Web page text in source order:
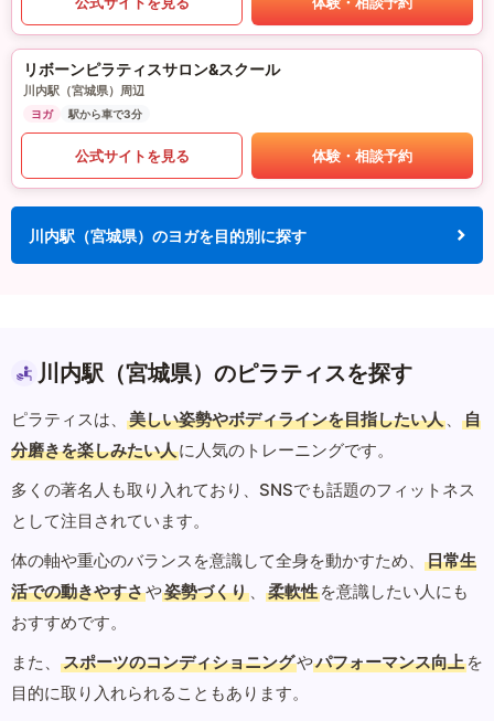
リボーンピラティスサロン&スクール
川内駅（宮城県）周辺
ヨガ 駅から車で3分
公式サイトを見る 体験・相談予約
川内駅（宮城県）のヨガを目的別に探す
川内駅（宮城県）のピラティスを探す
ピラティスは、 美しい姿勢やボディラインを目指したい人 、
自
分磨きを楽しみたい人に人気のトレーニングです。
多くの著名人も取り入れており、SNSでも話題のフィットネス
として注目されています。
体の軸や重心のバランスを意識して全身を動かすため、
日常生
活での動きやすさや姿勢づくり 、 柔軟性 を意識したい人にも
おすすめです。
また、
スポーツのコンディショニングやパフォーマンス向上 を
目的に取り入れられることもあります。